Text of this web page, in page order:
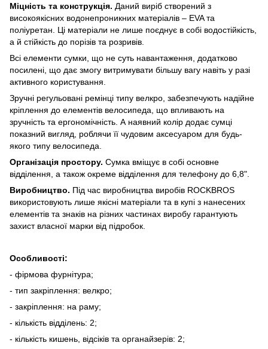
Міцність та конструкція. Даний виріб створений з
високоякісних водонепроникних матеріалів – EVA та
поліуретан. Ці матеріали не лише поєднує в собі водостійкість,
а й стійкість до порізів та розривів.
Всі елементи сумки, що не суть навантаження, додатково
посилені, що дає змогу витримувати більшу вагу навіть у разі
активного користування.
Зручні регульовані ремінці типу велкро, забезпечують надійне
кріплення до елементів велосипеда, що впливають на
зручність та ергономічність. А наявний колір додає сумці
показний вигляд, роблячи її чудовим аксесуаром для будь-
якого типу велосипеда.
Організація простору. Сумка вміщує в собі основне
відділення, а також окреме відділення для телефону до 6,8".
Виробництво. Під час виробництва виробів ROCKBROS
використовують лише якісні матеріали та в купі з нанесених
елементів та знаків на різних частинах виробу гарантують
захист власної марки від підробок.
Особливості:
- фірмова фурнітура;
- тип закріплення: велкро;
- закріплення: на раму;
- кількість відділень: 2;
- кількість кишень, відсіків та органайзерів: 2;